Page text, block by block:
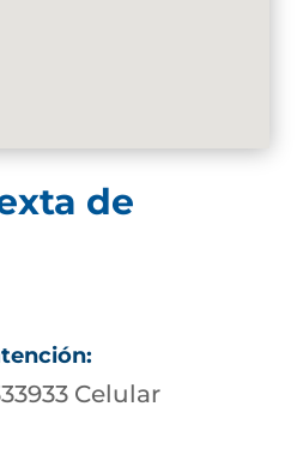
de
Celular